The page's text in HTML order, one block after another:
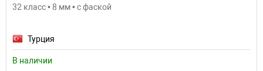
32 класс • 8 мм • с фаской
Турция
В наличии